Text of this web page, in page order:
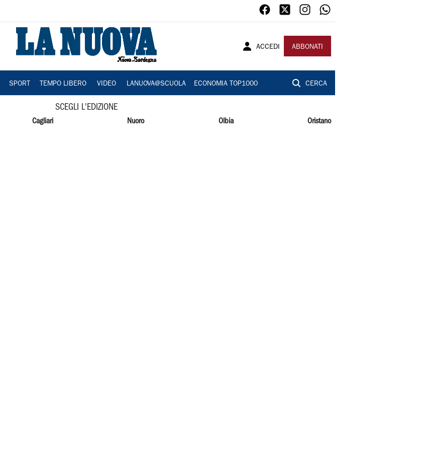
ACCEDI ABBONATI
SPORT TEMPO LIBERO VIDEO LANUOVA@SCUOLA ECONOMIA TOP1000 CERCA
SCEGLI L'EDIZIONE
Cagliari Nuoro Olbia Oristano